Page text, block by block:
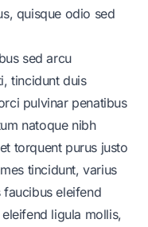
quisque odio sed
sed arcu
tincidunt duis
pulvinar penatibus
natoque nibh
torquent purus justo
tincidunt, varius
eleifend
ligula mollis,